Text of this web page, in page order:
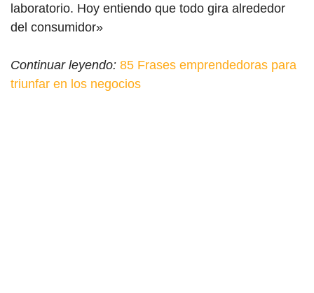
laboratorio. Hoy entiendo que todo gira alrededor
del consumidor»
Continuar leyendo: 85 Frases emprendedoras para
triunfar en los negocios